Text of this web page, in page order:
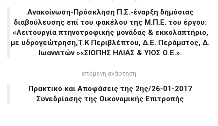
Ανακοίνωση-Πρόσκληση Π.Σ.-έναρξη δημόσιας
διαβούλευσης επί του φακέλου της Μ.Π.Ε. του έργου:
«Λειτουργία πτηνοτροφικής μονάδας & εκκολαπτήριο,
με υδρογεώτρηση,Τ.Κ Περιβλέπτου, Δ.Ε. Περάματος, Δ.
Ιωαννιτών »«ΣΙΩΠΗΣ ΗΛΙΑΣ & ΥΙΟΣ Ο.Ε.».
επόμενη ανάρτηση
Πρακτικό και Αποφάσεις της 2ης/26-01-2017
Συνεδρίασης της Οικονομικής Επιτροπής